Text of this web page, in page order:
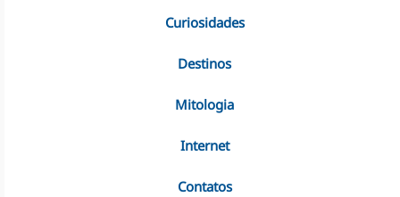
Curiosidades
Destinos
Mitologia
Internet
Contatos